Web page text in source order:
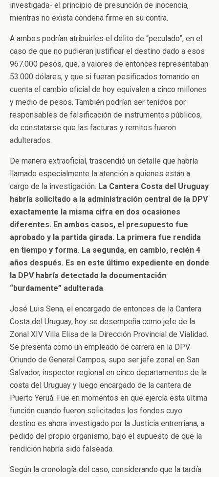
investigada- el principio de presunción de inocencia,
mientras no exista condena firme en su contra.
A ambos podrían atribuirles el delito de “peculado”, en el
caso de que no pudieran justificar el destino dado a esos
967.000 pesos, que, a valores de entonces representaban
53.000 dólares, y que si fueran pesificados tomando en
cuenta el cambio oficial de hoy equivalen a cinco millones
y medio de pesos. También podrían ser tenidos por
responsables de falsificación de instrumentos públicos,
de constatarse que las facturas y remitos fueron
adulterados.
De manera extraoficial, trascendió un detalle que habría
llamado especialmente la atención a quienes están a
cargo de la investigación. La Cantera Costa del Uruguay
habría solicitado a la administración central de la DPV
exactamente la misma cifra en dos ocasiones
diferentes. En ambos casos, el presupuesto fue
aprobado y la partida girada. La primera fue rendida
en tiempo y forma. La segunda, en cambio, recién 4
años después. Es en este último expediente en donde
la DPV habría detectado la documentación
“burdamente” adulterada.
José Luis Sena, el encargado de entonces de la Cantera
Costa del Uruguay, hoy se desempeña como jefe de la
Zonal XIV Villa Elisa de la Dirección Provincial de Vialidad.
Se presenta como un empleado de carrera en la DPV.
Oriundo de General Campos, supo ser jefe zonal en San
Salvador, inspector regional en cinco departamentos de la
costa del Uruguay y luego encargado de la cantera de
Puerto Yeruá. Fue en momentos en que ejercía esta última
función cuando fueron solicitados los fondos cuyo
destino es ahora investigado por la Justicia entrerriana, a
pedido del propio organismo, bajo el supuesto de que la
rendición habría sido falseada.
Según la cronología del caso, considerando que la tardía